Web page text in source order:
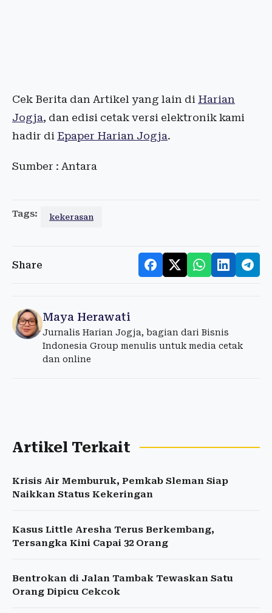
Cek Berita dan Artikel yang lain di Harian
Jogja, dan edisi cetak versi elektronik kami
hadir di Epaper Harian Jogja.
Sumber : Antara
Tags: kekerasan
Share
Maya Herawati
Jurnalis Harian Jogja, bagian dari Bisnis
Indonesia Group menulis untuk media cetak
dan online
Artikel Terkait
Krisis Air Memburuk, Pemkab Sleman Siap
Naikkan Status Kekeringan
Kasus Little Aresha Terus Berkembang,
Tersangka Kini Capai 32 Orang
Bentrokan di Jalan Tambak Tewaskan Satu
Orang Dipicu Cekcok